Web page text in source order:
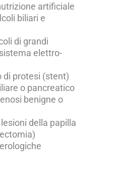
artificiale
biliari e
di grandi
elettro-
di protesi (stent)
o pancreatico
benigne o
della papilla